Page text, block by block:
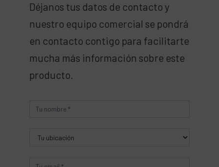
Déjanos tus datos de contacto y
nuestro equipo comercial se pondrá
en contacto contigo para facilitarte
mucha más información sobre este
producto.
Producto